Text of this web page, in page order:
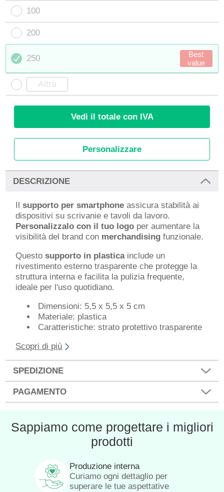
100
200
250
Best
value
Vedi il totale con IVA
Personalizzare
DESCRIZIONE
Ilsupporto per smartphone assicura stabilità ai
dispositivi su scrivanie e tavoli da lavoro.
Personalizzalo con il tuo logo per aumentare la
visibilità del brand con merchandising funzionale.
Questosupporto in plasticainclude un
rivestimento esterno trasparente che protegge la
struttura interna e facilita la pulizia frequente,
ideale per l'uso quotidiano.
Dimensioni: 5,5 x 5,5 x 5 cm
Materiale: plastica
Caratteristiche: strato protettivo trasparente
Scopri di più
SPEDIZIONE
PAGAMENTO
Sappiamo come progettare i migliori
prodotti
Produzione interna
Curiamo ogni dettaglio per
superare le tue aspettative